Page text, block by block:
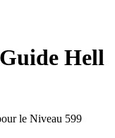
Hell
le Niveau 599